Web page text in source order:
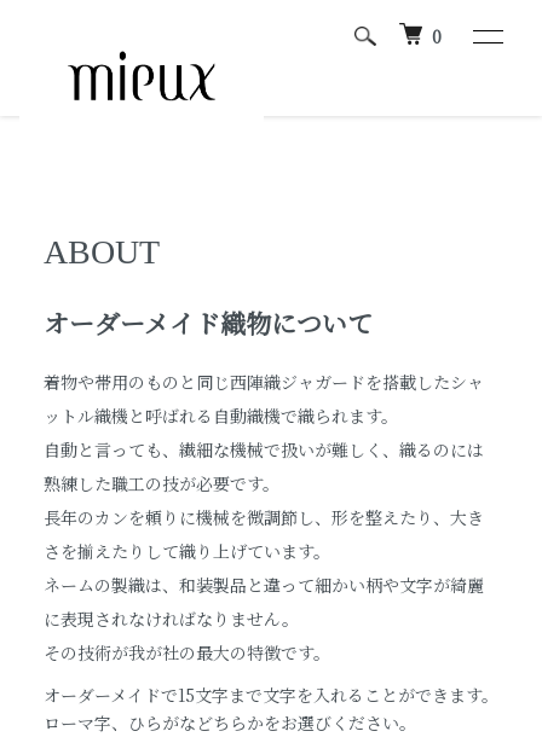
0
ABOUT
オーダーメイド織物について
着物や帯用のものと同じ西陣織ジャガードを搭載したシャ
ットル織機と呼ばれる自動織機で織られます。
自動と言っても、繊細な機械で扱いが難しく、織るのには
熟練した職工の技が必要です。
長年のカンを頼りに機械を微調節し、形を整えたり、大き
さを揃えたりして織り上げています。
ネームの製織は、和装製品と違って細かい柄や文字が綺麗
に表現されなければなりません。
その技術が我が社の最大の特徴です。
オーダーメイドで15文字まで文字を入れることができます。
ローマ字、ひらがなどちらかをお選びください。